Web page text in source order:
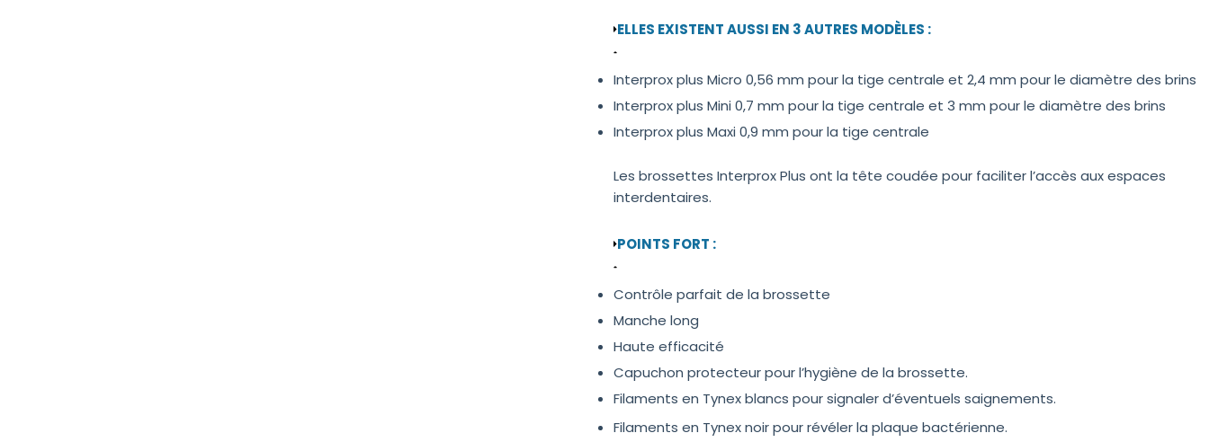
ELLES EXISTENT AUSSI EN 3 AUTRES MODÈLES :
Interprox plus Micro 0,56 mm pour la tige centrale et 2,4 mm pour le diamètre des brins
Interprox plus Mini 0,7 mm pour la tige centrale et 3 mm pour le diamètre des brins
Interprox plus Maxi 0,9 mm pour la tige centrale
Les brossettes Interprox Plus ont la tête coudée pour faciliter l’accès aux espaces
interdentaires.
POINTS FORT :
Contrôle parfait de la brossette
Manche long
Haute efficacité
Capuchon protecteur pour l’hygiène de la brossette.
Filaments en Tynex blancs pour signaler d’éventuels saignements.
Filaments en Tynex noir pour révéler la plaque bactérienne.